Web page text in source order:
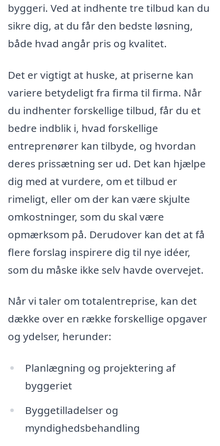
byggeri. Ved at indhente tre tilbud kan du
sikre dig, at du får den bedste løsning,
både hvad angår pris og kvalitet.
Det er vigtigt at huske, at priserne kan
variere betydeligt fra firma til firma. Når
du indhenter forskellige tilbud, får du et
bedre indblik i, hvad forskellige
entreprenører kan tilbyde, og hvordan
deres prissætning ser ud. Det kan hjælpe
dig med at vurdere, om et tilbud er
rimeligt, eller om der kan være skjulte
omkostninger, som du skal være
opmærksom på. Derudover kan det at få
flere forslag inspirere dig til nye idéer,
som du måske ikke selv havde overvejet.
Når vi taler om totalentreprise, kan det
dække over en række forskellige opgaver
og ydelser, herunder:
Planlægning og projektering af
byggeriet
Byggetilladelser og
myndighedsbehandling